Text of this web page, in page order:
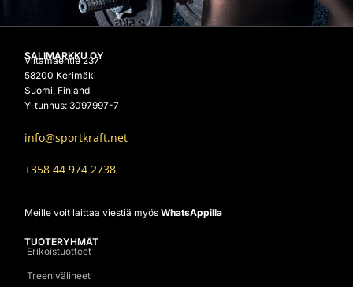
SALIMARKKU OY
Viitamäentie 237
58200 Kerimäki
Suomi, Finland
Y-tunnus: 3097997-7
info@sportkraft.net
+358 44 974 2738
Meille voit laittaa viestiä myös WhatsAppilla
TUOTERYHMÄT
Erikoistuotteet
Treenivälineet